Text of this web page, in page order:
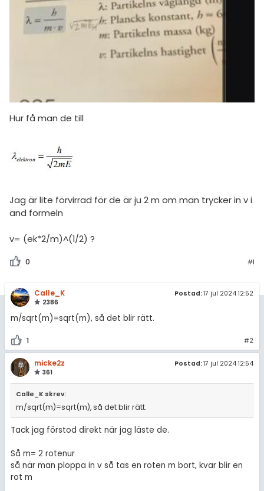
Hur få man de till
Jag är lite förvirrad för de är ju 2 m om man trycker in v i
and formeln
v= (ek*2/m)^(1/2) ?
0 #1
Calle_K
2386
Postad:17 jul 2024 12:52
m/sqrt(m)=sqrt(m), så det blir rätt.
1 #2
micke2z
361
Postad:17 jul 2024 12:54
Calle_K skrev:
m/sqrt(m)=sqrt(m), så det blir rätt.
Tack jag förstod direkt när jag läste de.
Så m= 2 rotenur
så när man ploppa in v så tas en roten m bort, kvar blir en
rot m
Topplistor
Regler
För lärare